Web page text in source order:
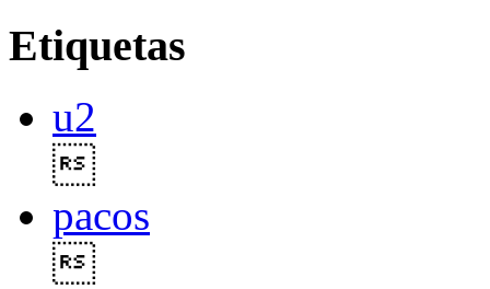
Etiquetas
u2
pacos